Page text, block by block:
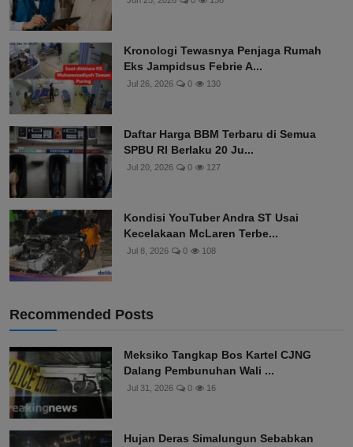
Kronologi Tewasnya Penjaga Rumah
Eks Jampidsus Febrie A...
Jul 26, 2026 0 130
Daftar Harga BBM Terbaru di Semua
SPBU RI Berlaku 20 Ju...
Jul 20, 2026 0 127
Kondisi YouTuber Andra ST Usai
Kecelakaan McLaren Terbe...
Jul 8, 2026 0 108
Recommended Posts
Meksiko Tangkap Bos Kartel CJNG
Dalang Pembunuhan Wali ...
Jul 31, 2026 0 16
Hujan Deras Simalungun Sebabkan